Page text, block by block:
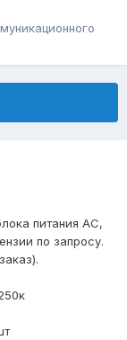
питания AC,
по запросу.